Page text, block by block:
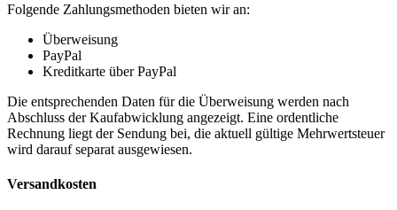
Folgende Zahlungsmethoden bieten wir an:
Überweisung
PayPal
Kreditkarte über PayPal
Die entsprechenden Daten für die Überweisung werden nach
Abschluss der Kaufabwicklung angezeigt. Eine ordentliche
Rechnung liegt der Sendung bei, die aktuell gültige Mehrwertsteuer
wird darauf separat ausgewiesen.
Versandkosten